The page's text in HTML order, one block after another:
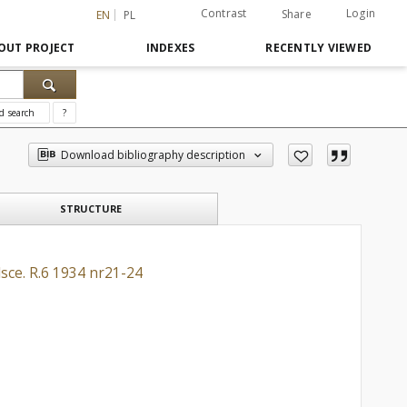
EN PL Contrast Share Login
PROJECT INDEXES RECENTLY VIEWED
search ?
Download bibliography description
STRUCTURE
R.6 1934 nr21-24